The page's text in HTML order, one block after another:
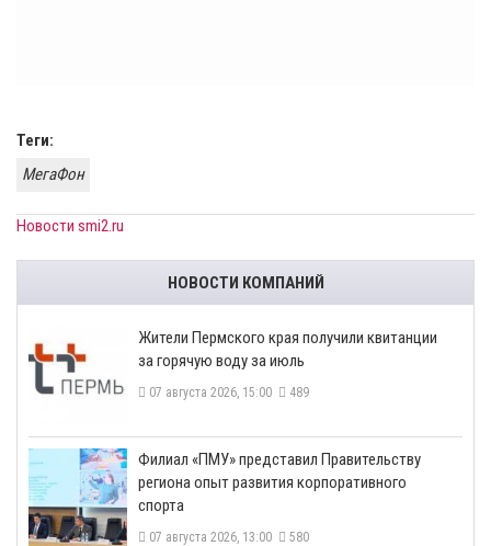
Теги:
МегаФон
Новости smi2.ru
НОВОСТИ КОМПАНИЙ
​Жители Пермского края получили квитанции
за горячую воду за июль
07 августа 2026, 15:00 489
​Филиал «ПМУ» представил Правительству
региона опыт развития корпоративного
спорта
07 августа 2026, 13:00 580